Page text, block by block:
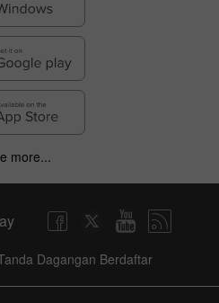
more...
Dagangan Berdaftar